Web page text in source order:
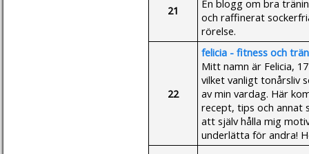
21
En blogg om bra
och raffinerat
rörelse.
22
felicia - fitness och
Mitt namn är Felicia,
vilket vanligt tonårsliv
av min vardag. Här
recept, tips och annat
att själv hålla mig
underlätta för andra!